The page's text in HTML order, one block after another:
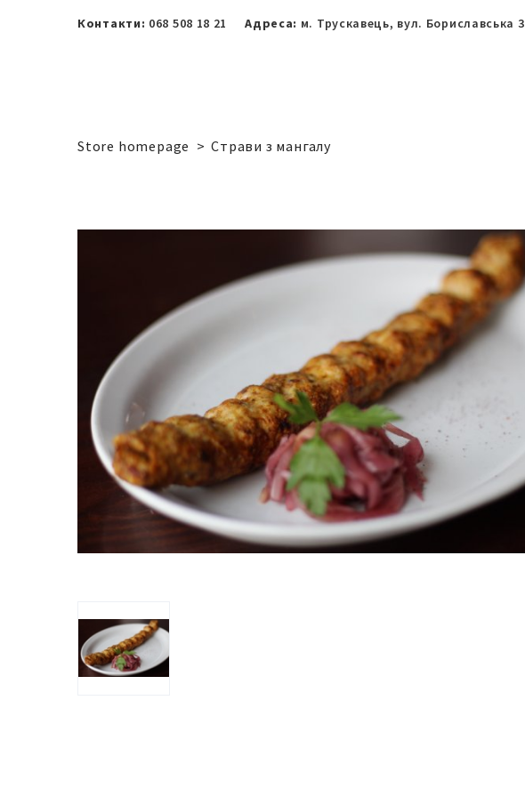
Контакти: 068 508 18 21 Адреса: м. Трускавець, вул. Бориславська 3
Store homepage Страви з мангалу